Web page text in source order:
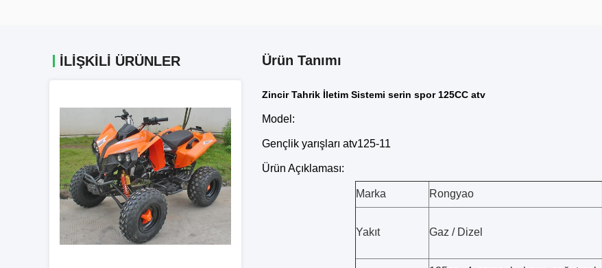
İLIŞKILI ÜRÜNLER Ürün Tanımı
Zincir Tahrik İletim Sistemi serin spor 125CC atv
Model:
Gençlik yarışları atv125-11
Ürün Açıklaması:
Marka Rongyao
Yakıt Gaz / Dizel